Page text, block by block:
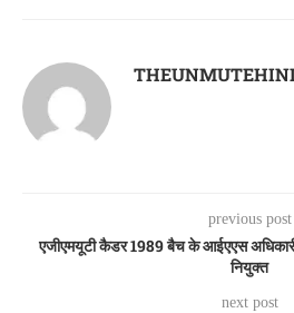
previous post
एजीएमयूटी कैडर 1989 बैच के आईएएस
नियुक्त
next post